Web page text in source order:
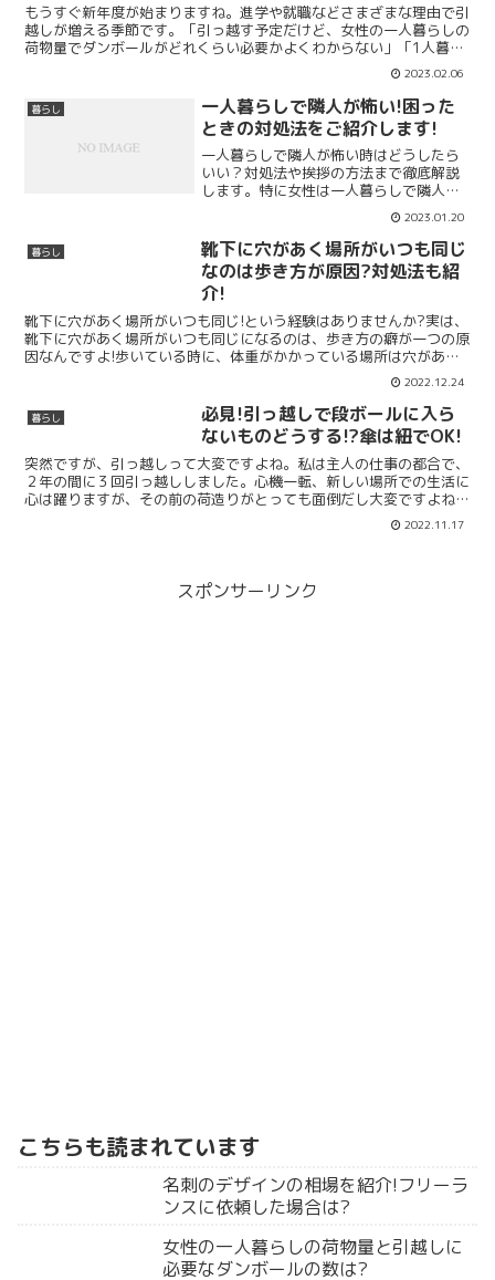
もうすぐ新年度が始まりますね。進学や就職などさまざまな理由で引
越しが増える季節です。「引っ越す予定だけど、女性の一人暮らしの
荷物量でダンボールがどれくらい必要かよくわからない」「1人暮ら
しで荷物の梱包や荷ほどきをするのは大変そう」と思ってい...2023.02.06
暮らし
一人暮らしで隣人が怖い!困った
ときの対処法をご紹介します!
一人暮らしで隣人が怖い時はどうしたら
いい？対処法や挨拶の方法まで徹底解説
します。特に女性は一人暮らしで隣人が
怖いと感じることが多いです。一人暮ら
しで隣人が怖い時やトラブルに巻き込ま
れてしまった場合は、こちらの記事を確
認してくださいね！
2023.01.20
暮らし
靴下に穴があく場所がいつも同じ
なのは歩き方が原因?対処法も紹
介!
靴下に穴があく場所がいつも同じ!という経験はありませんか?実は、
靴下に穴があく場所がいつも同じになるのは、歩き方の癖が一つの原
因なんですよ!歩いている時に、体重がかかっている場所は穴があき
やすくなります。また、重心が前後に偏っていることや、... 2022.12.24
暮らし
必見!引っ越しで段ボールに入ら
ないものどうする!?傘は紐でOK!
突然ですが、引っ越しって大変ですよね。私は主人の仕事の都合で、
２年の間に３回引っ越ししました。心機一転、新しい場所での生活に
心は躍りますが、その前の荷造りがとっても面倒だし大変ですよね！
荷物は全て段ボールに入れることが、引っ越しをするときの...2022.11.17
スポンサーリンク
こちらも読まれています
名刺のデザインの相場を紹介!フリーラ
ンスに依頼した場合は?
女性の一人暮らしの荷物量と引越しに
必要なダンボールの数は?